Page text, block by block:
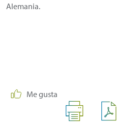
Alemania.
Me gusta